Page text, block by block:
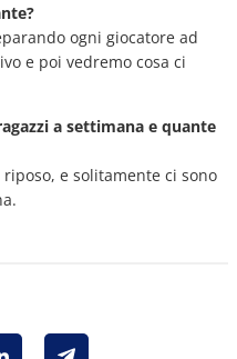
ogni giocatore ad
e poi vedremo cosa ci
a settimana e quante
e solitamente ci sono